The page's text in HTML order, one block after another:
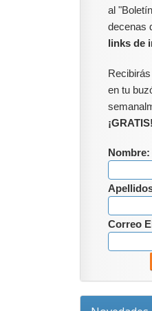
al
decenas
links de
en tu
¡GRATIS!
Nombre:
Correo